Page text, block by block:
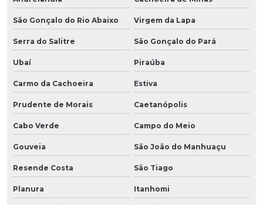
São Gonçalo do Rio Abaixo Virgem da Lapa
Serra do Salitre São Gonçalo do Pará
Ubaí Piraúba
Carmo da Cachoeira Estiva
Prudente de Morais Caetanópolis
Cabo Verde Campo do Meio
Gouveia São João do Manhuaçu
Resende Costa São Tiago
Planura Itanhomi